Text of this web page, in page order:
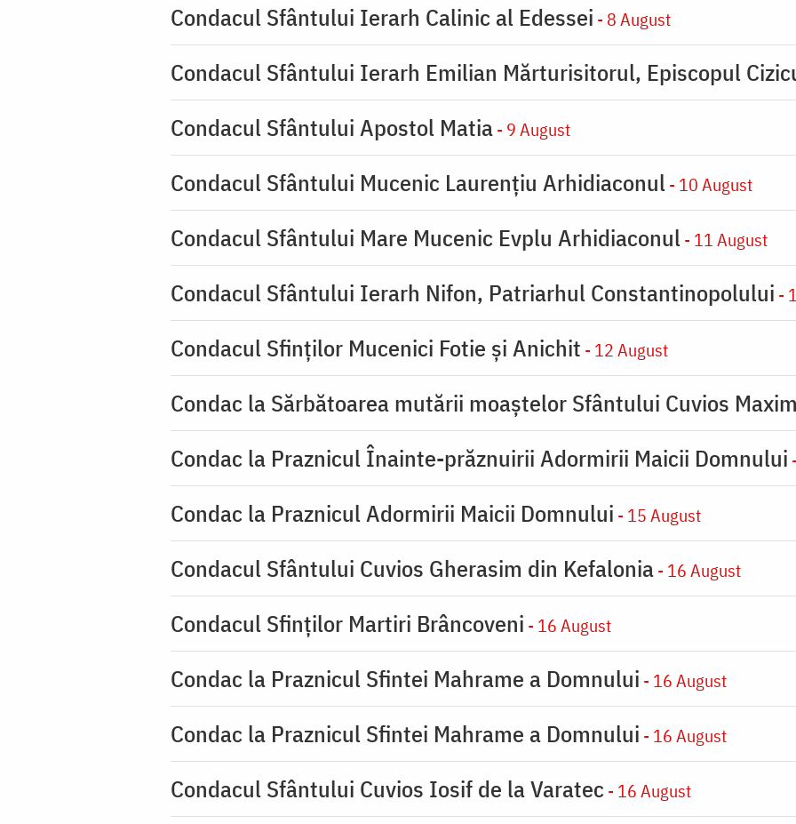
Condacul Sfântului Ierarh Calinic al Edessei - 8 August
Condacul Sfântului Ierarh Emilian Mărturisitorul, Episcopul
Condacul Sfântului Apostol Matia- 9 August
Condacul Sfântului Mucenic Laurențiu Arhidiaconul - 10 August
Condacul Sfântului Mare Mucenic Evplu Arhidiaconul - 11 August
Condacul Sfântului Ierarh Nifon, Patriarhul Constantinopolului -
Condacul Sfinţilor Mucenici Fotie şi Anichit - 12 August
Condac la Sărbătoarea mutării moaştelor Sfântului Cuvios
Condac la Praznicul Înainte-prăznuirii Adormirii Maicii Domnului
Condac la Praznicul Adormirii Maicii Domnului - 15 August
Condacul Sfântului Cuvios Gherasim din Kefalonia- 16 August
Condacul Sfinților Martiri Brâncoveni - 16 August
Condac la Praznicul Sfintei Mahrame a Domnului - 16 August
Condac la Praznicul Sfintei Mahrame a Domnului - 16 August
Condacul Sfântului Cuvios Iosif de la Varatec - 16 August